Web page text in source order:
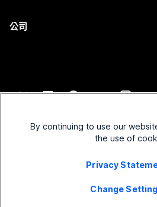
安全性
啟動
混合式工作
包容性
公司
聯絡銷售人員
Webex 思想領導
Webex Merch
職業
隱私權聲明
By continuing to use our
the use of
Privacy
Change